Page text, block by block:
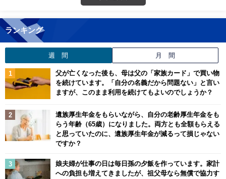
ランキング
週 間 月 間
父が亡くなった後も、母は父の「家族カード」で買い物
を続けています。「自分の名義だから問題ない」と言い
ますが、このまま利用を続けてもよいのでしょうか？
遺族厚生年金をもらいながら、自分の老齢厚生年金をも
らう年齢（65歳）になりました。両方とも全額もらえる
と思っていたのに、遺族厚生年金が減るって損じゃない
ですか？
娘夫婦が仕事の日は毎日孫の夕飯を作っています。家計
への負担も増えてきましたが、祖父母なら無償で協力す